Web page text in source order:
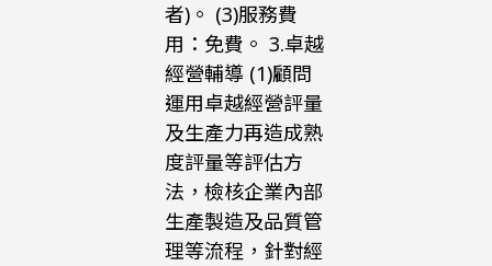
者)。 (3)服務費
用：免費。 3.卓越
經營輔導 (1)顧問
運用卓越經營評量
及生產力再造成熟
度評量等評估方
法，檢核企業內部
生產製造及品質管
理等流程，針對經